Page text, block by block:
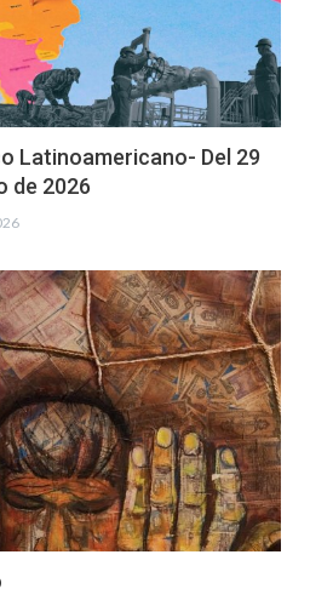
Latinoamericano- Del 29
de 2026